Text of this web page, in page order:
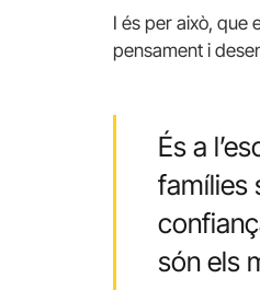
I és per això, que
pensament i
És a
famílies
són els